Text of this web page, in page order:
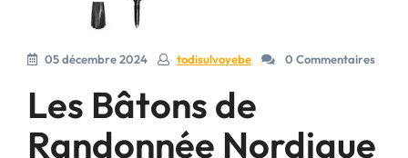
05 décembre 2024 todisulvoyebe 0 Commentaires
Les Bâtons de
Randonnée Nordique